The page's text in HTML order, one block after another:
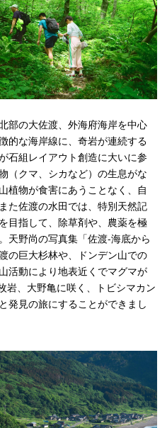
部の⼤佐渡、外海府海岸を中⼼
的な海岸線に、奇岩が連続する
⽯組レイアウト創造に⼤いに参
（クマ、シカなど）の⽣息がな
植物が⾷害にあうことなく、⾃
た佐渡の⽔⽥では、特別天然記
⽬指して、除草剤や、農薬を極
天野尚の写真集「佐渡-海底から
の巨⼤杉林や、ドンデン⼭での
活動により地表近くでマグマが
岩、⼤野⻲に咲く、トビシマカン
発⾒の旅にすることができまし